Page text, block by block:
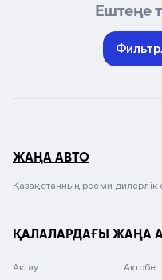
Ештеңе
ЖАҢА АВТО
Қазақстанның ресми дилерлік
ҚАЛАЛАРДАҒЫ ЖАҢА
Актау Актобе